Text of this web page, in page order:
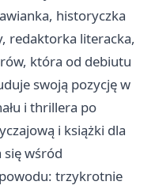
historyczka
redaktorka literacka,
która od debiutu
swoją pozycję w
i thrillera po
i książki dla
się wśród
trzykrotnie